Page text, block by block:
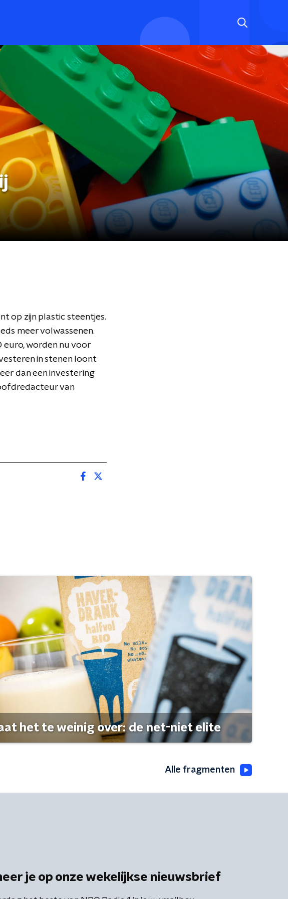
op zijn plastic steentjes.
meer volwassenen.
euro, worden nu voor
in stenen loont
dan een investering
van
het te weinig over: de net-niet elite
Alle fragmenten
je op onze wekelijkse nieuwsbrief